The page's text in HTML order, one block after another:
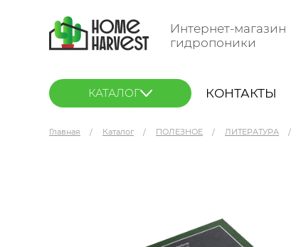
Интернет-магазин
гидропоники
КАТАЛОГ КОНТАКТЫ
Главная Каталог ПОЛЕЗНОЕ ЛИТЕРАТУРА